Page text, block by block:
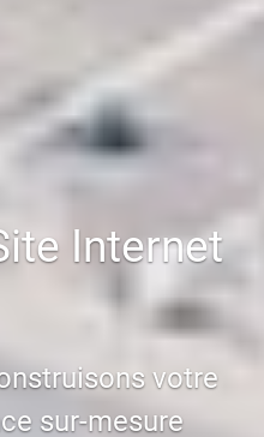
Internet
votre
sur-mesure